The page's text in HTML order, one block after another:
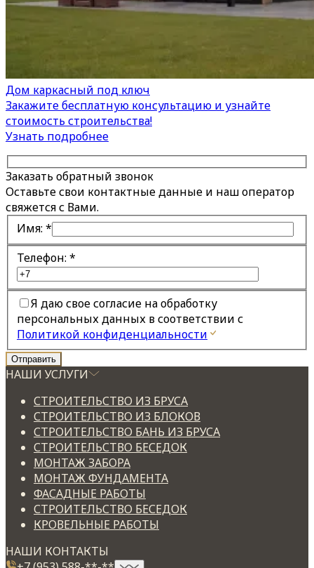
Дом каркасный под ключ
Закажите бесплатную консультацию и узнайте
стоимость строительства!
Узнать подробнее
Заказать обратный звонок
Оставьте свои контактные данные и наш оператор
свяжется с Вами.
Имя: *
Телефон: *
Я даю свое согласие на обработку
персональных данных в соответствии с
Политикой конфиденциальности
НАШИ УСЛУГИ
СТРОИТЕЛЬСТВО ИЗ БРУСА
СТРОИТЕЛЬСТВО ИЗ БЛОКОВ
СТРОИТЕЛЬСТВО БАНЬ ИЗ БРУСА
СТРОИТЕЛЬСТВО БЕСЕДОК
МОНТАЖ ЗАБОРА
МОНТАЖ ФУНДАМЕНТА
ФАСАДНЫЕ РАБОТЫ
СТРОИТЕЛЬСТВО БЕСЕДОК
КРОВЕЛЬНЫЕ РАБОТЫ
НАШИ КОНТАКТЫ